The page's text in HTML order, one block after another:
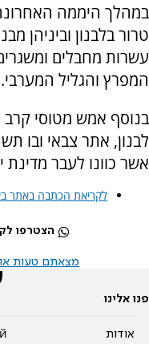
במהלך היממה
טרור בלבנון וביניהן
עשרות מחבלים
המפרץ והגליל המערבי.
בנוסף אמש מטוסי
לבנון, אתר צבאי ובו
אשר כוונו לעבר מדינת
לקריאת הכתבה באתר
הצטרפו
מצאתם טעות או
פנו אלינו
אודות